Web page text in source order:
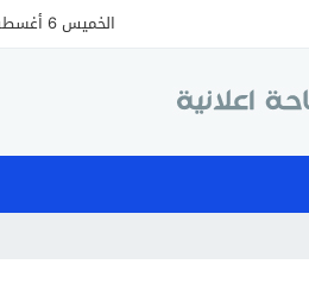
الخميس 6 أغسطس 2026 - 10:02 صباحًا